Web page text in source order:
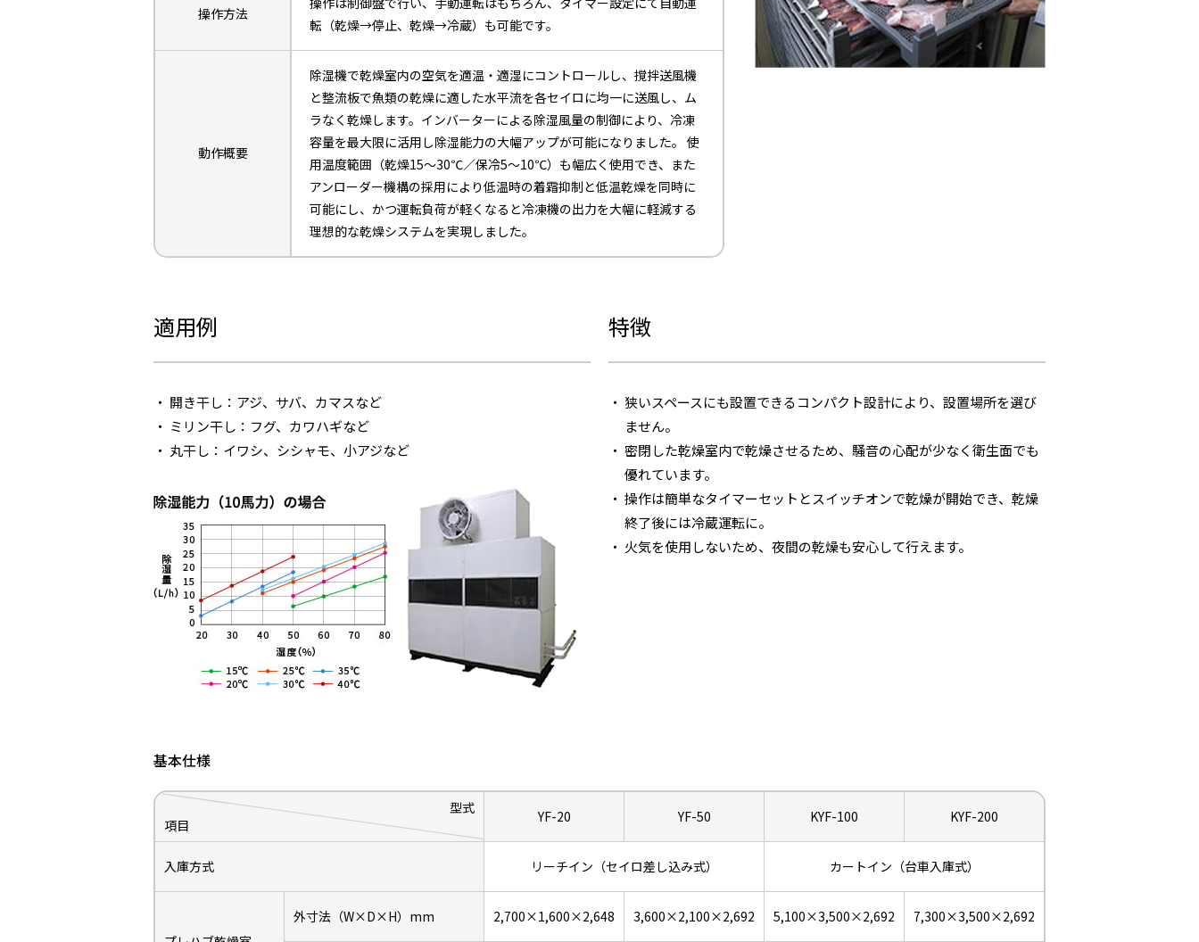
操作方法
転（乾燥→停止、乾燥→冷蔵）も可能です。
動作概要
除湿機で乾燥室内の空気を適温・適湿にコントロールし、撹拌送風機
と整流板で魚類の乾燥に適した水平流を各セイロに均一に送風し、ム
ラなく乾燥します。インバーターによる除湿風量の制御により、冷凍
容量を最大限に活用し除湿能力の大幅アップが可能になりました。 使
用温度範囲（乾燥15〜30℃／保冷5〜10℃）も幅広く使用でき、また
アンローダー機構の採用により低温時の着霜抑制と低温乾燥を同時に
可能にし、かつ運転負荷が軽くなると冷凍機の出力を大幅に軽減する
理想的な乾燥システムを実現しました。
適用例
開き干し：アジ、サバ、カマスなど
ミリン干し：フグ、カワハギなど
丸干し：イワシ、シシャモ、小アジなど
特徴
狭いスペースにも設置できるコンパクト設計により、設置場所を選び
ません。
密閉した乾燥室内で乾燥させるため、騒音の心配が少なく衛生面でも
優れています。
操作は簡単なタイマーセットとスイッチオンで乾燥が開始でき、乾燥
終了後には冷蔵運転に。
火気を使用しないため、夜間の乾燥も安心して行えます。
基本仕様
項目
型式 YF-20 YF-50 KYF-100 KYF-200
入庫方式 リーチイン（セイロ差し込み式） カートイン（台車入庫式）
外寸法（W×D×H）mm 2,700×1,600×2,648 3,600×2,100×2,692 5,100×3,500×2,692 7,300×3,500×2,692